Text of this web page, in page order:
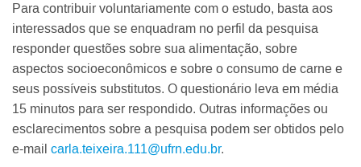
Para contribuir voluntariamente com o estudo, basta aos
interessados que se enquadram no perfil da pesquisa
responder questões sobre sua alimentação, sobre
aspectos socioeconômicos e sobre o consumo de carne e
seus possíveis substitutos. O questionário leva em média
15 minutos para ser respondido. Outras informações ou
esclarecimentos sobre a pesquisa podem ser obtidos pelo
e-mail carla.teixeira.111@ufrn.edu.br.